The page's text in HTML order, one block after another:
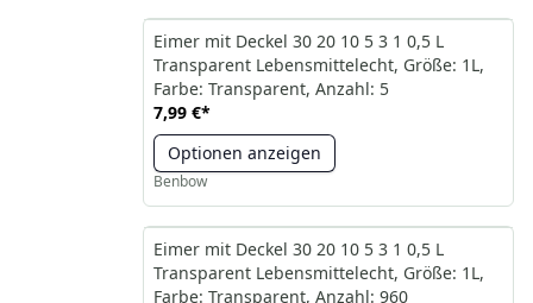
Eimer mit Deckel 30 20 10 5 3 1 0,5 L
Transparent Lebensmittelecht, Größe: 1L,
Farbe: Transparent, Anzahl: 5
7,99 €*
Optionen anzeigen
Benbow
Eimer mit Deckel 30 20 10 5 3 1 0,5 L
Transparent Lebensmittelecht, Größe: 1L,
Farbe: Transparent, Anzahl: 960